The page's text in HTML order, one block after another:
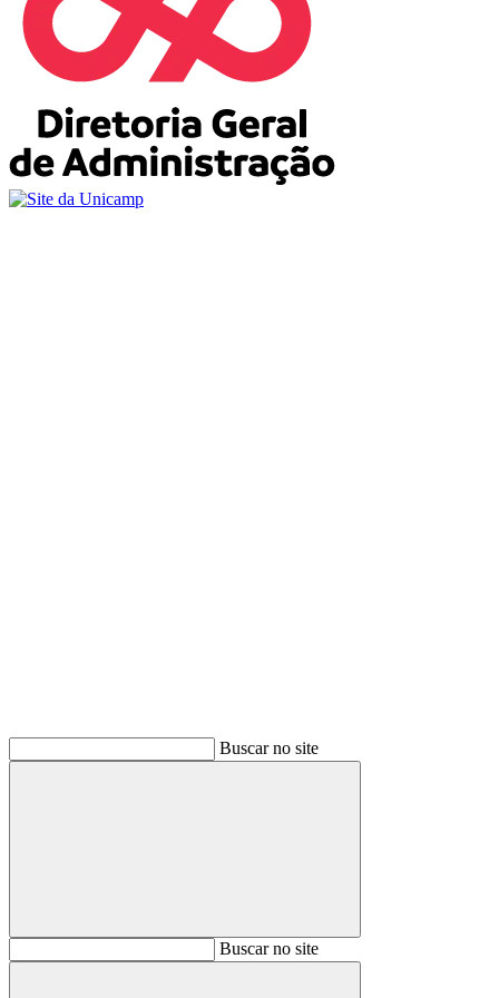
Buscar no site
BuscarBuscar no site